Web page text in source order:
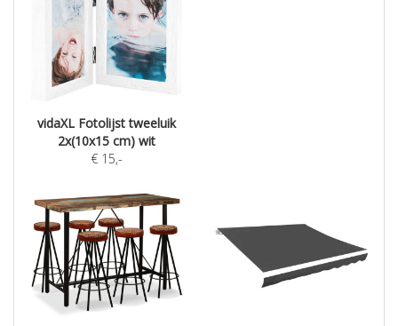
vidaXL Fotolijst tweeluik
2x(10x15 cm) wit
€ 15,-